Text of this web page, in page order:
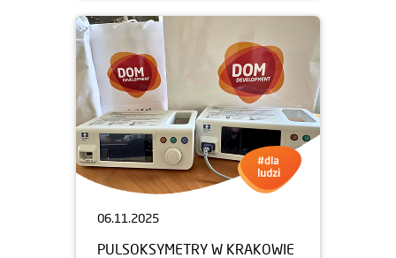
06.11.2025
PULSOKSYMETRY W KRAKOWIE